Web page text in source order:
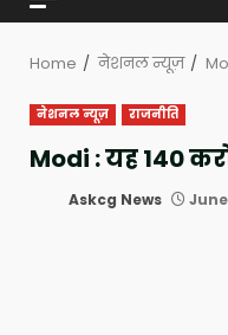
Home नेशनल न्यूज़
नेशनल न्यूज़ राजनीति
Modi : यह 140
Askcg News